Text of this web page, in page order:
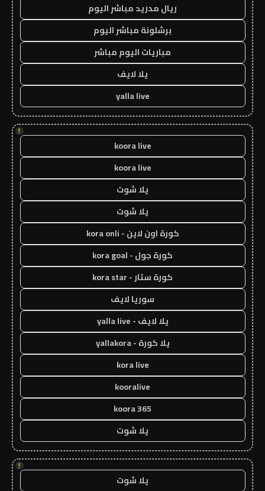
ريال مدريد مباشر اليوم
برشلونة مباشر اليوم
مباريات اليوم مباشر
يلا لايف
yalla live
!
koora live
koora live
يلا شوت
يلا شوت
كورة اون لاين - kora onli
كورة جول - kora goal
كورة ستار - kora star
سوريا لايف
يلا لايف - yalla live
يلا كورة - yallakora
kora live
kooralive
koora 365
يلا شوت
!
يلا شوت